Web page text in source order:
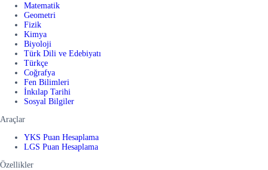
Matematik
Geometri
Fizik
Kimya
Biyoloji
Türk Dili ve Edebiyatı
Türkçe
Coğrafya
Fen Bilimleri
İnkılap Tarihi
Sosyal Bilgiler
Araçlar
YKS Puan Hesaplama
LGS Puan Hesaplama
Özellikler